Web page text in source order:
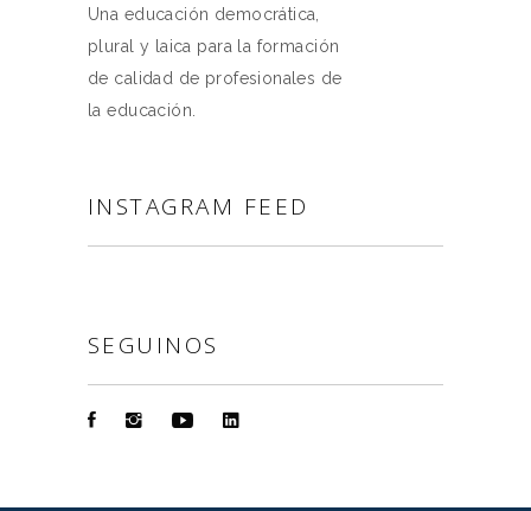
Una educación democrática,
plural y laica para la formación
de calidad de profesionales de
la educación.
INSTAGRAM FEED
SEGUINOS